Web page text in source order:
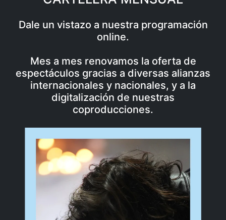
Dale un vistazo a nuestra programación
online.
Mes a mes renovamos la oferta de
espectáculos gracias a diversas alianzas
internacionales y nacionales, y a la
digitalización de nuestras
coproducciones.